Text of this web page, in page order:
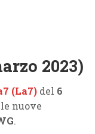
2023)
(La7) del 6
nuove
.